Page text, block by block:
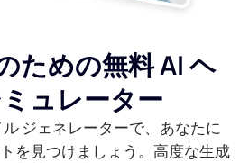
ための無料 AI ヘ
ュレーター
ジェネレーターで、あなたに
を見つけましょう。高度な生成